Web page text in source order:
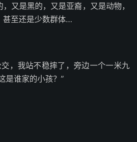
又是黑的，又是亚裔，又是动物，
甚至还是少数群体…
，我站不稳摔了，旁边一个一米九
是谁家的小孩？”